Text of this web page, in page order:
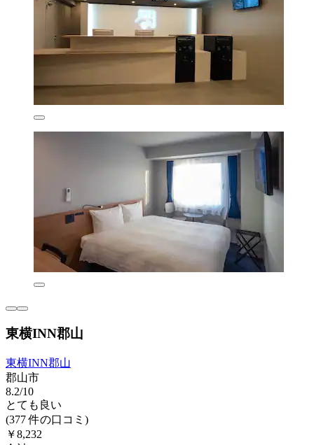
東横INN郡山
東横INN郡山
郡山市
8.2/10
とても良い
(377 件の口コミ)
￥8,232